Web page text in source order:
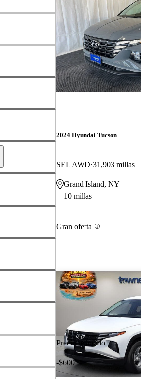
2024 Hyundai Tucson
SEL AWD 31,903 millas
Grand Island, NY
10 millas
Gran oferta
Precio reducido
-$600